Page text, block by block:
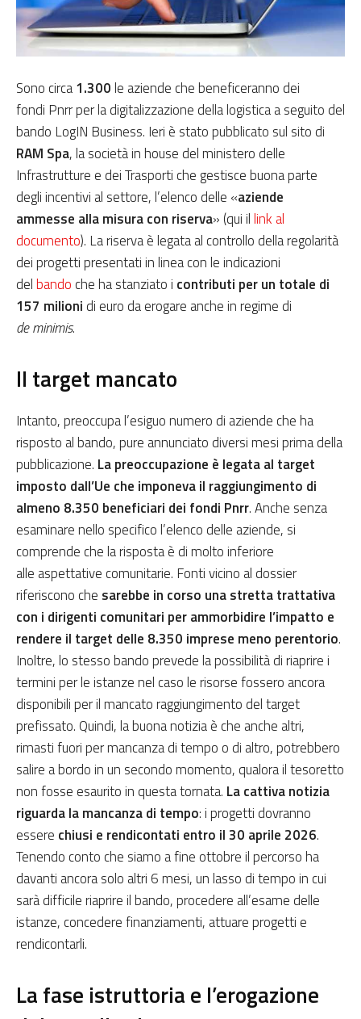
Sono circa1.300le aziende che beneficeranno dei
fondi Pnrr per la digitalizzazione della logistica a seguito del
bando LogIN Business. Ieri è stato pubblicato sul sito di
RAM Spa, la società in house del ministero delle
Infrastrutture e dei Trasporti che gestisce buona parte
degli incentivi al settore, l’elenco delle «aziende
ammesse alla misura con riserva» (qui illink al
documento). La riserva è legata al controllo della regolarità
dei progetti presentati in linea con le indicazioni
delbando che ha stanziato i contributi per un totale di
157 milioni di euro da erogare anche in regime di
de minimis.
Il target mancato
Intanto, preoccupa l’esiguo numero di aziende che ha
risposto al bando, pure annunciato diversi mesi prima della
pubblicazione. La preoccupazione è legata al target
imposto dall’Ue che imponeva il raggiungimento di
almeno 8.350 beneficiari dei fondi Pnrr. Anche senza
esaminare nello specifico l’elenco delle aziende, si
comprende che la risposta è di molto inferiore
alle aspettative comunitarie. Fonti vicino al dossier
riferiscono che sarebbe in corso una stretta trattativa
con i dirigenti comunitari per ammorbidire l’impatto e
rendere il target delle 8.350 imprese meno perentorio.
Inoltre, lo stesso bando prevede la possibilità di riaprire i
termini per le istanze nel caso le risorse fossero ancora
disponibili per il mancato raggiungimento del target
prefissato. Quindi, la buona notizia è che anche altri,
rimasti fuori per mancanza di tempo o di altro, potrebbero
salire a bordo in un secondo momento, qualora il tesoretto
non fosse esaurito in questa tornata. La cattiva notizia
riguarda la mancanza di tempo: i progetti dovranno
essere chiusi e rendicontati entro il 30 aprile 2026.
Tenendo conto che siamo a fine ottobre il percorso ha
davanti ancora solo altri 6 mesi, un lasso di tempo in cui
sarà difficile riaprire il bando, procedere all’esame delle
istanze, concedere finanziamenti, attuare progetti e
rendicontarli.
La fase istruttoria e l’erogazione